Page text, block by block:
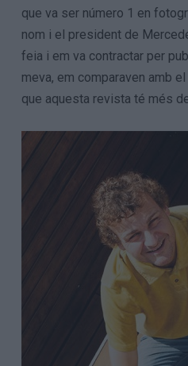
que va ser número 1 en
nom i el president de
feia i em va contractar per
meva, em comparaven amb
que aquesta revista té més